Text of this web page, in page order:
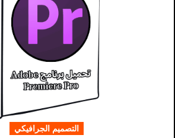
التصميم الجرافيكي